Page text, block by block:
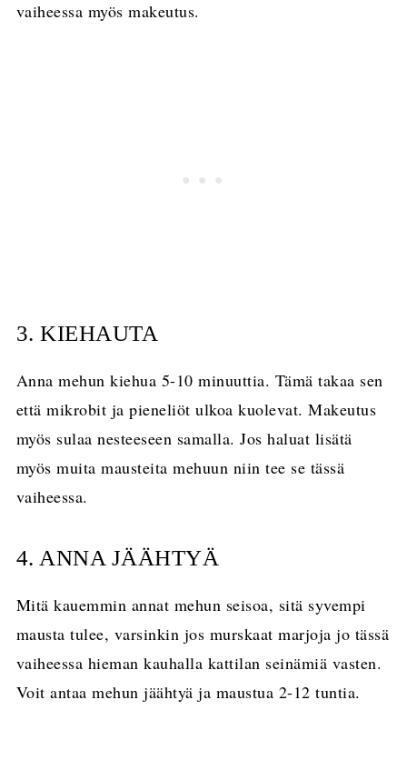
vaiheessa myös makeutus.
3. KIEHAUTA
Anna mehun kiehua 5-10 minuuttia. Tämä takaa sen
että mikrobit ja pieneliöt ulkoa kuolevat. Makeutus
myös sulaa nesteeseen samalla. Jos haluat lisätä
myös muita mausteita mehuun niin tee se tässä
vaiheessa.
4. ANNA JÄÄHTYÄ
Mitä kauemmin annat mehun seisoa, sitä syvempi
mausta tulee, varsinkin jos murskaat marjoja jo tässä
vaiheessa hieman kauhalla kattilan seinämiä vasten.
Voit antaa mehun jäähtyä ja maustua 2-12 tuntia.